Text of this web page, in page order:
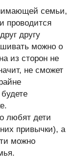
семьи,
проводится
другу
можно о
из сторон не
не сможет
любят дети
привычки), а
можно